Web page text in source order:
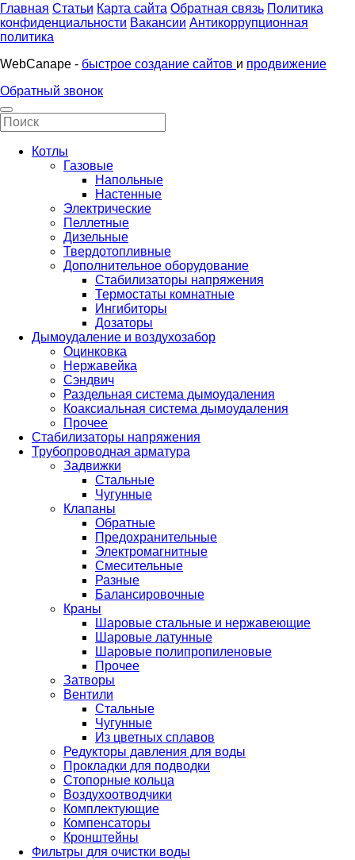
Главная Статьи Карта сайта Обратная связь Политика
конфиденциальности Вакансии Антикоррупционная
политика
WebCanape - быстрое создание сайтов и продвижение
Обратный звонок
Котлы
Газовые
Напольные
Настенные
Электрические
Пеллетные
Дизельные
Твердотопливные
Дополнительное оборудование
Стабилизаторы напряжения
Термостаты комнатные
Ингибиторы
Дозаторы
Дымоудаление и воздухозабор
Оцинковка
Нержавейка
Сэндвич
Раздельная система дымоудаления
Коаксиальная система дымоудаления
Прочее
Стабилизаторы напряжения
Трубопроводная арматура
Задвижки
Стальные
Чугунные
Клапаны
Обратные
Предохранительные
Электромагнитные
Смесительные
Разные
Балансировочные
Краны
Шаровые стальные и нержавеющие
Шаровые латунные
Шаровые полипропиленовые
Прочее
Затворы
Вентили
Стальные
Чугунные
Из цветных сплавов
Редукторы давления для воды
Прокладки для подводки
Стопорные кольца
Воздухоотводчики
Комплектующие
Компенсаторы
Кронштейны
Фильтры для очистки воды